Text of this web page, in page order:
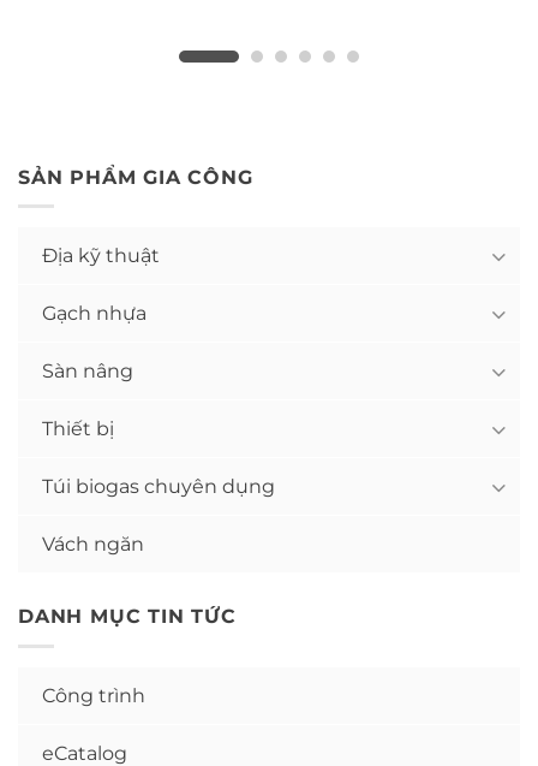
SẢN PHẨM GIA CÔNG
Địa kỹ thuật
Gạch nhựa
Sàn nâng
Thiết bị
Túi biogas chuyên dụng
Vách ngăn
DANH MỤC TIN TỨC
Công trình
eCatalog